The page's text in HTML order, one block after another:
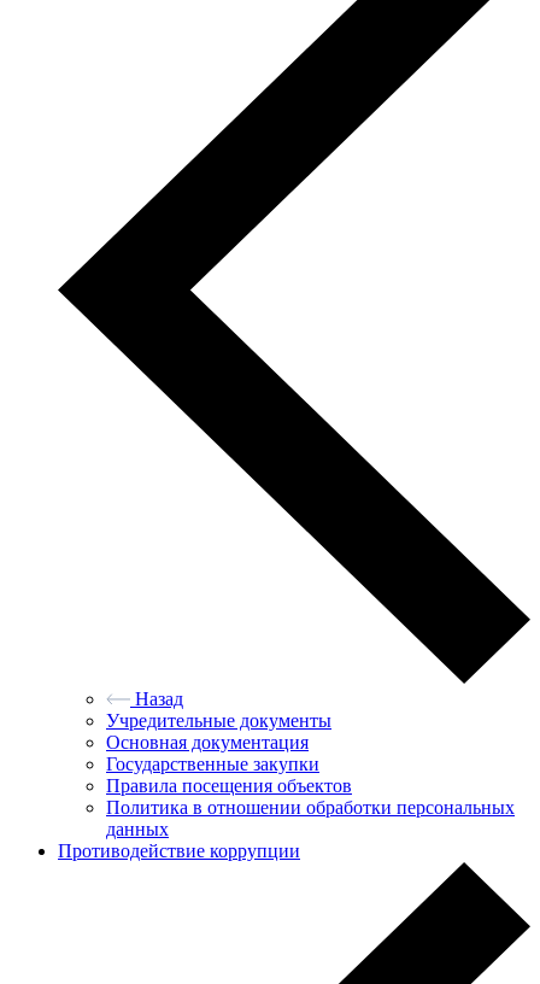
Назад
Учредительные документы
Основная документация
Государственные закупки
Правила посещения объектов
Политика в отношении обработки персональных
данных
Противодействие коррупции